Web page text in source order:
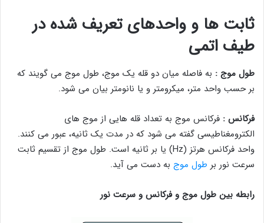
ثابت ها و واحدهای تعریف شده در
طیف اتمی
طول موج : به فاصله میان دو قله یک موج، طول موج می گویند که
بر حسب واحد متر، میکرومتر و یا نانومتر بیان می شود.
فرکانس : فرکانس موج به تعداد قله هایی از موج های
الکترومغناطیسی گفته می شود که در مدت یک ثانیه، عبور می کنند.
واحد فرکانس هرتز (Hz) یا بر ثانیه است. طول موج از تقسیم ثابت
سرعت نور بر طول موج به دست می آید.
رابطه بین طول موج و فرکانس و سرعت نور